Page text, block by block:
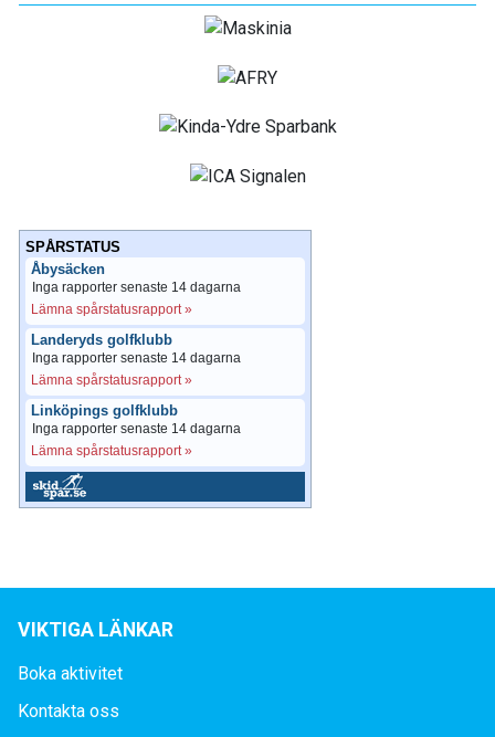
SPÅRSTATUS
Åbysäcken
Inga rapporter senaste 14 dagarna
Lämna spårstatusrapport »
Landeryds golfklubb
Inga rapporter senaste 14 dagarna
Lämna spårstatusrapport »
Linköpings golfklubb
Inga rapporter senaste 14 dagarna
Lämna spårstatusrapport »
VIKTIGA LÄNKAR
Boka aktivitet
Kontakta oss